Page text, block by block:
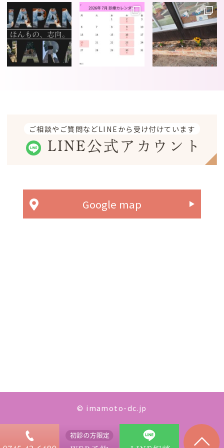
ご相談やご質問などLINEから受け付けています
LINE公式アカウント
Google map
© imamoto-dc.jp